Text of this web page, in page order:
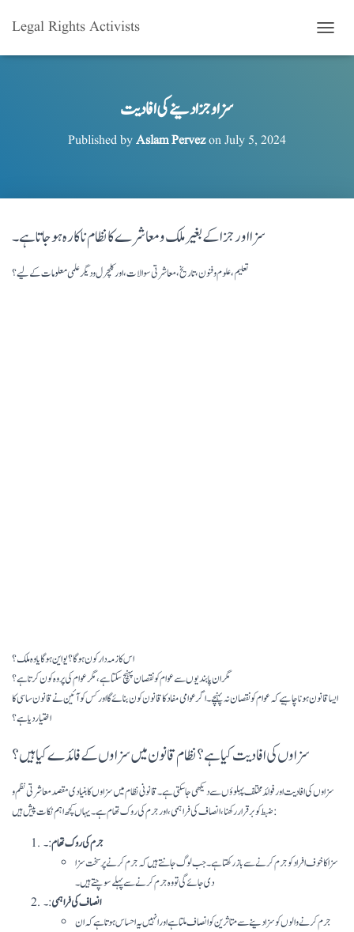
Legal Rights Activists
O
سزا و جزا دینے کی افادیت
Published byAslam PervezonJuly 5, 2024
سزا اور جزا کے بغیر ملک و معاشرے کا نظام ناکارہ ہو جاتا ہے۔
تعلیم، علوم و فنون، تاریخ، معاشرتی سوالات، اور کلچرل و دیگر علمی معلومات کے لیے؟
اس کا زمہ دار کون ہوگا؟ یو این ہوگا یا وہ ملک؟
مگر ان پابندیوں سے عوام کو نقصان پہنچ سکتا ہے، مگر عوام کی پروہ کون کرتا ہے؟
ایسا قانون ہونا چاہیے کہ عوام کو نقصان نہ پہنچے۔ اگر عوامی مفاد کا قانون کون بنائے گا اور کس کو آئین نے قانون ساسی کا
اختیار دیا ہے؟
سزاوں کی افادیت کیا ہے؟ نظام قانون میں سزاوں کے فائدے کیا ہیں؟
سزاوں کی افادیت اور فوائد مختلف پہلوؤں سے دیکھی جا سکتی ہے۔ قانونی نظام میں سزاوں کا بنیادی مقصد معاشرتی نظم و
ضبط کو برقرار رکھنا، انصاف کی فراہمی، اور جرم کی روک تھام ہے۔ یہاں کچھ اہم نکات پیش ہیں:
جرم کی روک تھام:۔
سزا کا خوف افراد کو جرم کرنے سے باز رکھتا ہے۔ جب لوگ جانتے ہیں کہ جرم کرنے پر سخت سزا
دی جائے گی تو وہ جرم کرنے سے پہلے سوچتے ہیں۔
انصاف کی فراہمی:۔
جرم کرنے والوں کو سزا دینے سے متاثرین کو انصاف ملتا ہے اور انہیں یہ احساس ہوتا ہے کہ ان